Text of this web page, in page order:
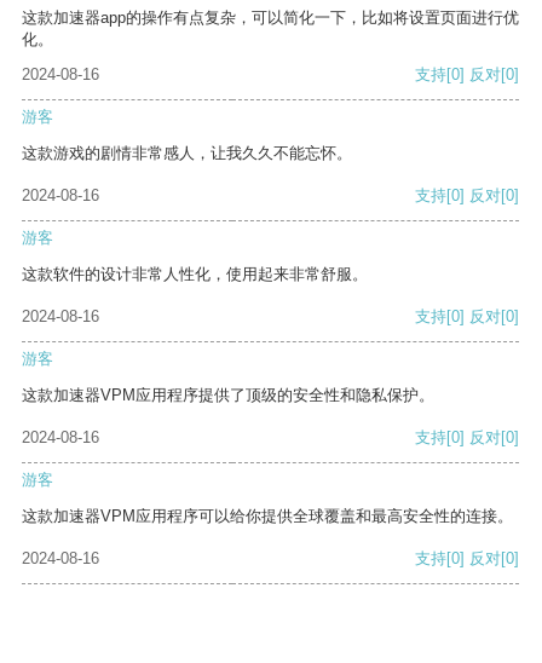
这款加速器app的操作有点复杂，可以简化一下，比如将设置页面进行优
化。
2024-08-16
支持[0] 反对[0]
游客
这款游戏的剧情非常感人，让我久久不能忘怀。
2024-08-16 支持[0] 反对[0]
游客
这款软件的设计非常人性化，使用起来非常舒服。
2024-08-16 支持[0] 反对[0]
游客
这款加速器VPM应用程序提供了顶级的安全性和隐私保护。
2024-08-16 支持[0] 反对[0]
游客
这款加速器VPM应用程序可以给你提供全球覆盖和最高安全性的连接。
2024-08-16 支持[0] 反对[0]